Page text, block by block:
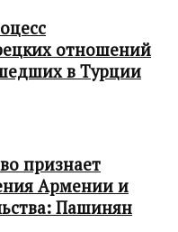
отношений
в Турции
признает
Армении и
Пашинян